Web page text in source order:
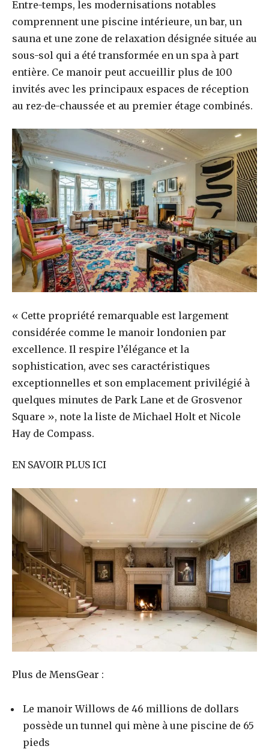
Entre-temps, les modernisations notables
comprennent une piscine intérieure, un bar, un
sauna et une zone de relaxation désignée située au
sous-sol qui a été transformée en un spa à part
entière. Ce manoir peut accueillir plus de 100
invités avec les principaux espaces de réception
au rez-de-chaussée et au premier étage combinés.
« Cette propriété remarquable est largement
considérée comme le manoir londonien par
excellence. Il respire l’élégance et la
sophistication, avec ses caractéristiques
exceptionnelles et son emplacement privilégié à
quelques minutes de Park Lane et de Grosvenor
Square », note la liste de Michael Holt et Nicole
Hay de Compass.
EN SAVOIR PLUS ICI
Plus de MensGear :
Le manoir Willows de 46 millions de dollars
possède un tunnel qui mène à une piscine de 65
pieds